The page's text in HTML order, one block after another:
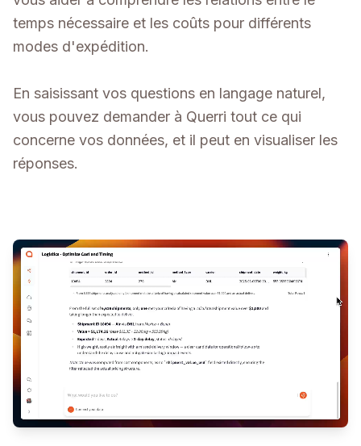
temps nécessaire et les coûts pour différents
modes d'expédition.
En saisissant vos questions en langage naturel,
vous pouvez demander à Querri tout ce qui
concerne vos données, et il peut en visualiser les
réponses.